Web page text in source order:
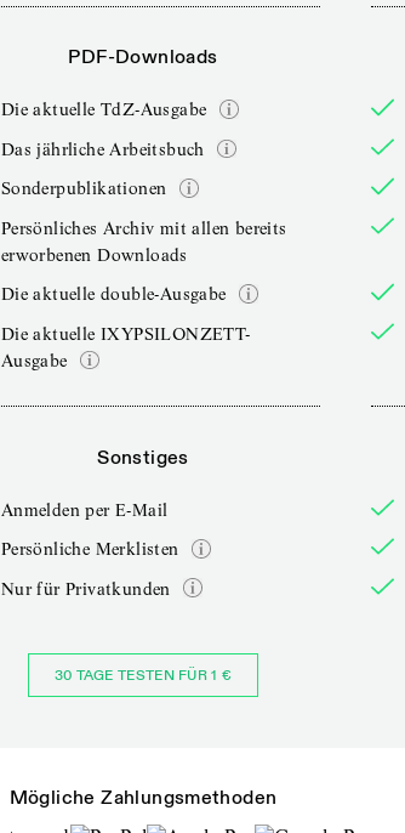
PDF-Downloads
Die aktuelle TdZ-Ausgabe
Das jährliche Arbeitsbuch
Sonderpublikationen
Persönliches Archiv mit allen bereits
erworbenen Downloads
Die aktuelle double-Ausgabe
Die aktuelle IXYPSILONZETT-
Ausgabe
Sonstiges
Anmelden per E-Mail
Persönliche Merklisten
Nur für Privatkunden
30 TAGE TESTEN FÜR 1 €
Mögliche Zahlungsmethoden